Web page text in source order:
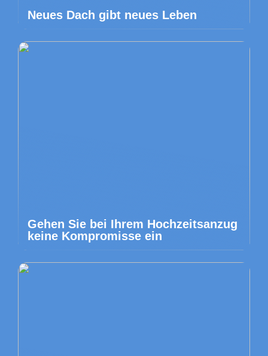
Neues Dach gibt neues Leben
Gehen Sie bei Ihrem Hochzeitsanzug
keine Kompromisse ein